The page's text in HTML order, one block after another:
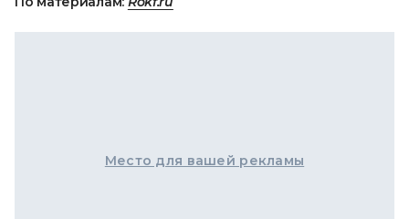
Место для вашей рекламы